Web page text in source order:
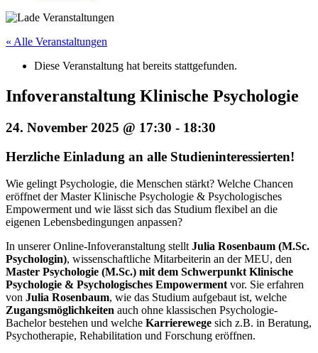
« Alle Veranstaltungen
Diese Veranstaltung hat bereits stattgefunden.
Infoveranstaltung Klinische Psychologie
24. November 2025 @ 17:30 - 18:30
Herzliche Einladung an alle Studieninteressierten!
Wie gelingt Psychologie, die Menschen stärkt? Welche Chancen
eröffnet der Master Klinische Psychologie & Psychologisches
Empowerment und wie lässt sich das Studium flexibel an die
eigenen Lebensbedingungen anpassen?
In unserer Online-Infoveranstaltung stellt Julia Rosenbaum (M.Sc.
Psychologin), wissenschaftliche Mitarbeiterin an der MEU, den
Master Psychologie (M.Sc.) mit dem Schwerpunkt Klinische
Psychologie & Psychologisches Empowerment vor. Sie erfahren
von Julia Rosenbaum, wie das Studium aufgebaut ist, welche
Zugangsmöglichkeiten auch ohne klassischen Psychologie-
Bachelor bestehen und welche Karrierewege sich z.B. in Beratung,
Psychotherapie, Rehabilitation und Forschung eröffnen.